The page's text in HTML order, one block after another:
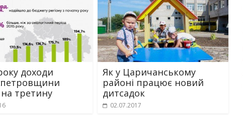
доходи
третину
Як у Царичанському
районі працює новий
дитсадок
02.07.2017